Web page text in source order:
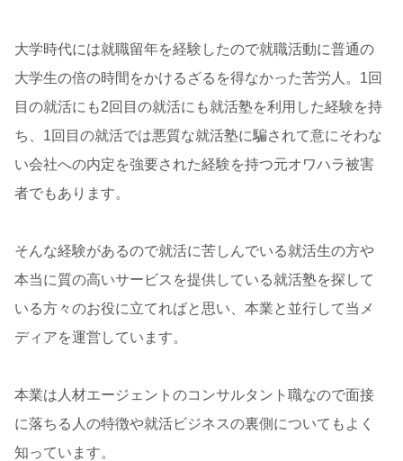
大学時代には就職留年を経験したので就職活動に普通の
大学生の倍の時間をかけるざるを得なかった苦労人。1回
目の就活にも2回目の就活にも就活塾を利用した経験を持
ち、1回目の就活では悪質な就活塾に騙されて意にそわな
い会社への内定を強要された経験を持つ元オワハラ被害
者でもあります。
そんな経験があるので就活に苦しんでいる就活生の方や
本当に質の高いサービスを提供している就活塾を探して
いる方々のお役に立てればと思い、本業と並行して当メ
ディアを運営しています。
本業は人材エージェントのコンサルタント職なので面接
に落ちる人の特徴や就活ビジネスの裏側についてもよく
知っています。